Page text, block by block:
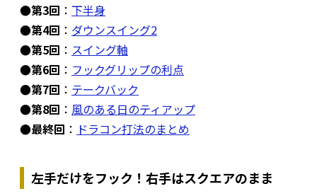
●第3回 ： 下半身
●第4回 ： ダウンスイング2
●第5回 ： スイング軸
●第6回 ： フックグリップの利点
●第7回 ： テークバック
●第8回 ： 風のある日のティアップ
●最終回 ： ドラコン打法のまとめ
左手だけをフック！右手はスクエアのまま